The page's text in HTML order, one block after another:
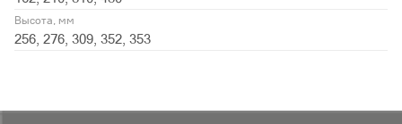
Высота, мм
256, 276, 309, 352, 353